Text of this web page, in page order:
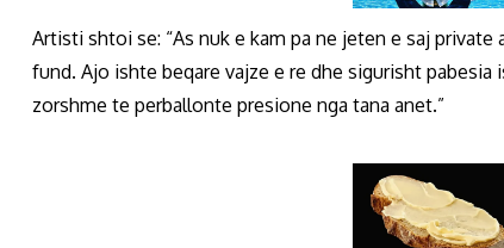
Artisti shtoi se: “As nuk e kam pa ne jeten e saj
fund. Ajo ishte beqare vajze e re dhe sigurisht
zorshme te perballonte presione nga tana anet.”